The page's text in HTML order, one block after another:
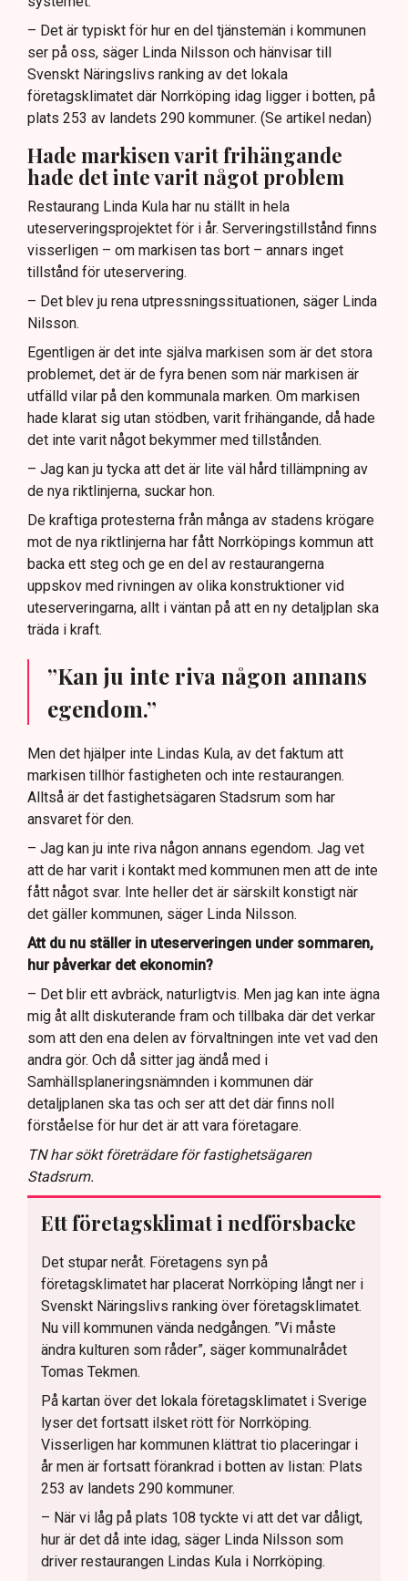
– Det är typiskt för hur en del tjänstemän i kommunen
ser på oss, säger Linda Nilsson och hänvisar till
Svenskt Näringslivs ranking av det lokala
företagsklimatet där Norrköping idag ligger i botten, på
plats 253 av landets 290 kommuner. (Se artikel nedan)
Hade markisen varit frihängande
hade det inte varit något problem
Restaurang Linda Kula har nu ställt in hela
uteserveringsprojektet för i år. Serveringstillstånd finns
visserligen – om markisen tas bort – annars inget
tillstånd för uteservering.
– Det blev ju rena utpressningssituationen, säger Linda
Nilsson.
Egentligen är det inte själva markisen som är det stora
problemet, det är de fyra benen som när markisen är
utfälld vilar på den kommunala marken. Om markisen
hade klarat sig utan stödben, varit frihängande, då hade
det inte varit något bekymmer med tillstånden.
– Jag kan ju tycka att det är lite väl hård tillämpning av
de nya riktlinjerna, suckar hon.
De kraftiga protesterna från många av stadens krögare
mot de nya riktlinjerna har fått Norrköpings kommun att
backa ett steg och ge en del av restaurangerna
uppskov med rivningen av olika konstruktioner vid
uteserveringarna, allt i väntan på att en ny detaljplan ska
träda i kraft.
”Kan ju inte riva någon annans
egendom.”
Men det hjälper inte Lindas Kula, av det faktum att
markisen tillhör fastigheten och inte restaurangen.
Alltså är det fastighetsägaren Stadsrum som har
ansvaret för den.
– Jag kan ju inte riva någon annans egendom. Jag vet
att de har varit i kontakt med kommunen men att de inte
fått något svar. Inte heller det är särskilt konstigt när
det gäller kommunen, säger Linda Nilsson.
Att du nu ställer in uteserveringen under sommaren,
hur påverkar det ekonomin?
– Det blir ett avbräck, naturligtvis. Men jag kan inte ägna
mig åt allt diskuterande fram och tillbaka där det verkar
som att den ena delen av förvaltningen inte vet vad den
andra gör. Och då sitter jag ändå med i
Samhällsplaneringsnämnden i kommunen där
detaljplanen ska tas och ser att det där finns noll
förståelse för hur det är att vara företagare.
TN har sökt företrädare för fastighetsägaren
Stadsrum.
Ett företagsklimat i nedförsbacke
Det stupar neråt. Företagens syn på
företagsklimatet har placerat Norrköping långt ner i
Svenskt Näringslivs ranking över företagsklimatet.
Nu vill kommunen vända nedgången. ”Vi måste
ändra kulturen som råder”, säger kommunalrådet
Tomas Tekmen.
På kartan över det lokala företagsklimatet i Sverige
lyser det fortsatt ilsket rött för Norrköping.
Visserligen har kommunen klättrat tio placeringar i
år men är fortsatt förankrad i botten av listan: Plats
253 av landets 290 kommuner.
– När vi låg på plats 108 tyckte vi att det var dåligt,
hur är det då inte idag, säger Linda Nilsson som
driver restaurangen Lindas Kula i Norrköping.